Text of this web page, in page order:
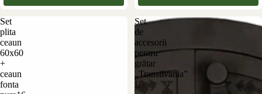
Set
plita
ceaun
60x60
+
ceaun
fonta
Set
de
accesorii
pentru
grătar
„Transilvania”
L